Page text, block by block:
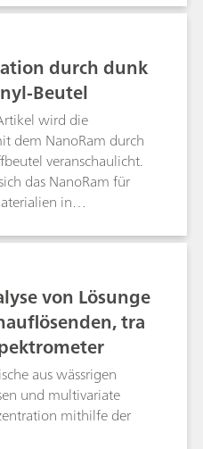
(D-Mannitol von
mithilfe eines
aus Raman-
untersucht.
durch dunk
Beutel
wird die
dem NanoRam durch
veranschaulicht.
das NanoRam für
in
von Lösunge
tra
aus wässrigen
und multivariate
mithilfe der